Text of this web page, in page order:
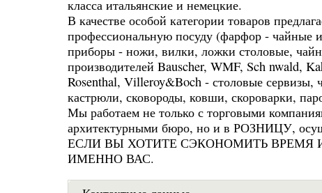
класса итальянские и немецкие.
В качестве особой категории товаров
профессиональную посуду (фарфор - чайные
приборы - ножи, вилки, ложки столовые,
производителей Bauscher, WMF, Sch nwald,
Rosenthal, Villeroy&Boch - столовые
кастрюли, сковороды, ковши, скороварки,
Мы работаем не только с торговыми
архитектурными бюро, но и в РОЗНИЦУ,
ЕСЛИ ВЫ ХОТИТЕ СЭКОНОМИТЬ ВРЕМЯ
ИМЕННО ВАС.